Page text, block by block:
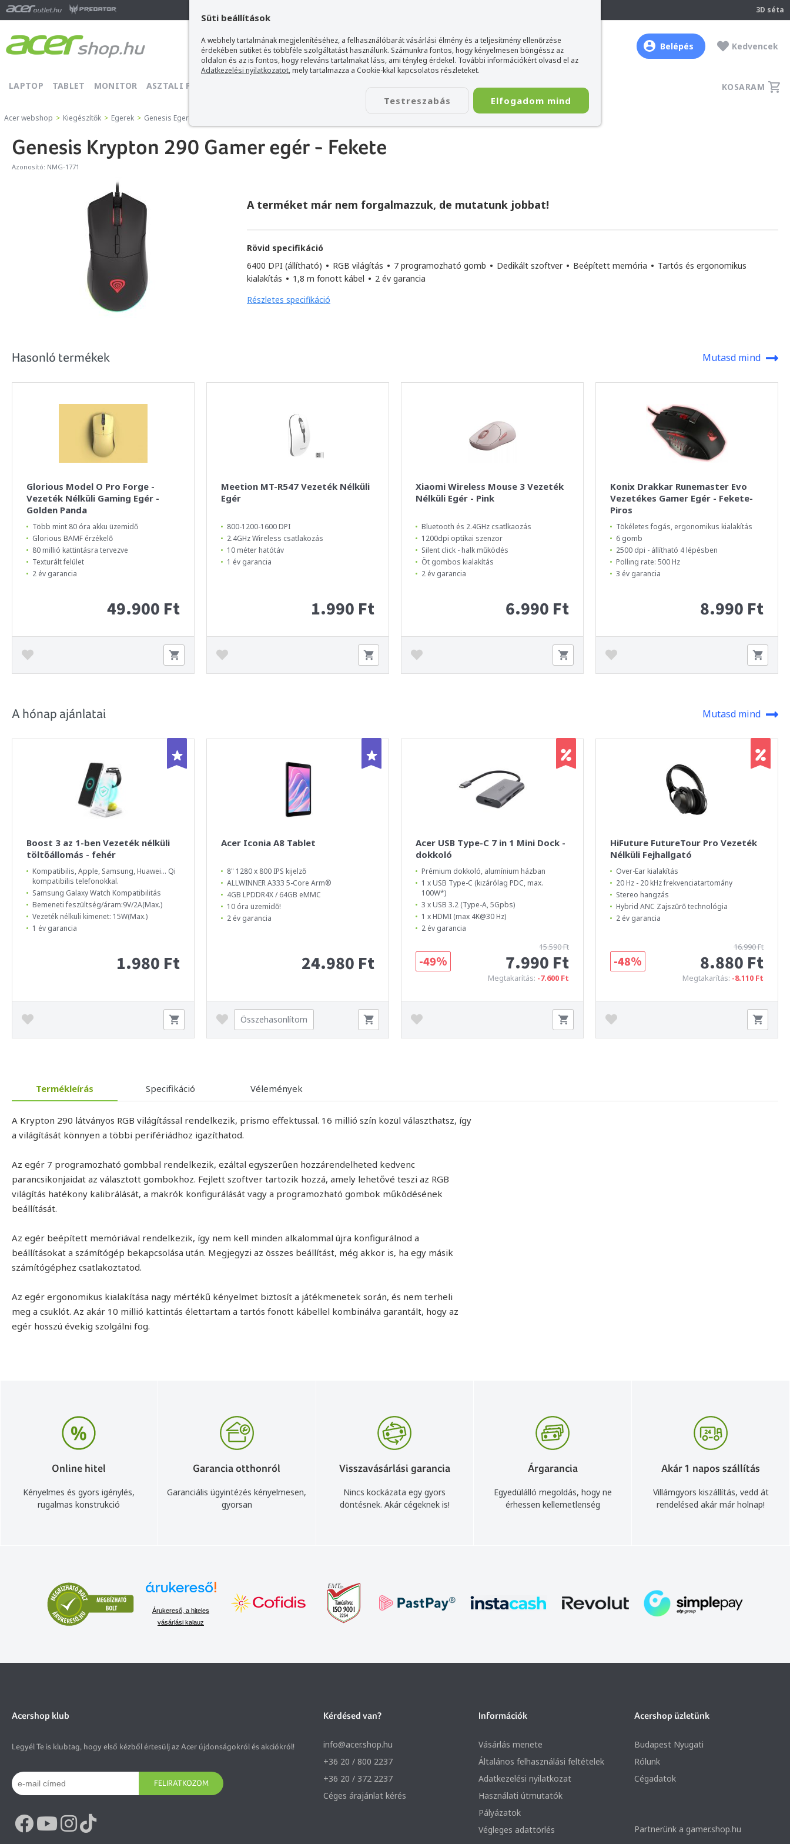
Süti beállítások
A webhely tartalmának megjelenítéséhez, a felhasználóbarát vásárlási élmény és a teljesítmény ellenőrzése
érdekében sütiket és többféle szolgáltatást használunk. Számunkra fontos, hogy kényelmesen böngéssz az
oldalon és az is fontos, hogy releváns tartalmakat láss, ami tényleg érdekel. További információkért olvasd el az
Adatkezelési nyilatkozatot, mely tartalmazza a Cookie-kkal kapcsolatos részleteket.
Testreszabás Elfogadom mind
3D séta
Belépés Kedvencek
LAPTOP TABLET MONITOR ASZTALI PC KIEGÉSZÍTŐ KAPCSOLAT KOSARAM
Acer webshop > Kiegészítők > Egerek > Genesis Egerek
Genesis Krypton 290 Gamer egér - Fekete
Azonosító: NMG-1771
A terméket már nem forgalmazzuk, de mutatunk jobbat!
Rövid specifikáció
6400 DPI (állítható) • RGB világítás • 7 programozható gomb • Dedikált szoftver • Beépített memória • Tartós és ergonomikus
kialakítás • 1,8 m fonott kábel • 2 év garancia
Részletes specifikáció
Hasonló termékek Mutasd mind
Glorious Model O Pro Forge -
Vezeték Nélküli Gaming Egér -
Golden Panda
Több mint 80 óra akku üzemidő
Glorious BAMF érzékelő
80 millió kattintásra tervezve
Texturált felület
2 év garancia
49.900 Ft
Meetion MT-R547 Vezeték Nélküli
Egér
800-1200-1600 DPI
2.4GHz Wireless csatlakozás
10 méter hatótáv
1 év garancia
1.990 Ft
Xiaomi Wireless Mouse 3 Vezeték
Nélküli Egér - Pink
Bluetooth és 2.4GHz csatlkaozás
1200dpi optikai szenzor
Silent click - halk működés
Öt gombos kialakítás
2 év garancia
6.990 Ft
Konix Drakkar Runemaster Evo
Vezetékes Gamer Egér - Fekete-
Piros
Tökéletes fogás, ergonomikus kialakítás
6 gomb
2500 dpi - állítható 4 lépésben
Polling rate: 500 Hz
3 év garancia
8.990 Ft
A hónap ajánlatai Mutasd mind
Boost 3 az 1-ben Vezeték nélküli
töltőállomás - fehér
Kompatibilis, Apple, Samsung, Huawei... Qi
kompatibilis telefonokkal.
Samsung Galaxy Watch Kompatibilitás
Bemeneti feszültség/áram:9V/2A(Max.)
Vezeték nélküli kimenet: 15W(Max.)
1 év garancia
1.980 Ft
Acer Iconia A8 Tablet
8" 1280 x 800 IPS kijelző
ALLWINNER A333 5-Core Arm®
4GB LPDDR4X / 64GB eMMC
10 óra üzemidő!
2 év garancia
24.980 Ft
Összehasonlítom
Acer USB Type-C 7 in 1 Mini Dock -
dokkoló
Prémium dokkoló, alumínium házban
1 x USB Type-C (kizárólag PDC, max.
100W*)
3 x USB 3.2 (Type-A, 5Gpbs)
1 x HDMI (max 4K@30 Hz)
2 év garancia
15.590 Ft
7.990 Ft
Megtakarítás: -7.600 Ft
-49%
HiFuture FutureTour Pro Vezeték
Nélküli Fejhallgató
Over-Ear kialakítás
20 Hz - 20 kHz frekvenciatartomány
Stereo hangzás
Hybrid ANC Zajszűrő technológia
2 év garancia
16.990 Ft
8.880 Ft
Megtakarítás: -8.110 Ft
-48%
Termékleírás Specifikáció Vélemények
A Krypton 290 látványos RGB világítással rendelkezik, prismo effektussal. 16 millió szín közül választhatsz, így
a világítását könnyen a többi perifériádhoz igazíthatod.
Az egér 7 programozható gombbal rendelkezik, ezáltal egyszerűen hozzárendelheted kedvenc
parancsikonjaidat az választott gombokhoz. Fejlett szoftver tartozik hozzá, amely lehetővé teszi az RGB
világítás hatékony kalibrálását, a makrók konfigurálását vagy a programozható gombok működésének
beállítását.
Az egér beépített memóriával rendelkezik, így nem kell minden alkalommal újra konfigurálnod a
beállításokat a számítógép bekapcsolása után. Megjegyzi az összes beállítást, még akkor is, ha egy másik
számítógéphez csatlakoztatod.
Az egér ergonomikus kialakítása nagy mértékű kényelmet biztosít a játékmenetek során, és nem terheli
meg a csuklót. Az akár 10 millió kattintás élettartam a tartós fonott kábellel kombinálva garantált, hogy az
egér hosszú évekig szolgálni fog.
Online hitel
Kényelmes és gyors igénylés,
rugalmas konstrukció
Garancia otthonról
Garanciális ügyintézés kényelmesen,
gyorsan
Visszavásárlási garancia
Nincs kockázata egy gyors
döntésnek. Akár cégeknek is!
Árgarancia
Egyedülálló megoldás, hogy ne
érhessen kellemetlenség
Akár 1 napos szállítás
Villámgyors kiszállítás, vedd át
rendelésed akár már holnap!
Árukereső, a hiteles
vásárlási kalauz
Acershop klub
Legyél Te is klubtag, hogy első kézből értesülj az Acer újdonságokról és akciókról!
FELIRATKOZOM
Kérdésed van?
info@acer.shop.hu
+36 20 / 800 2237
+36 20 / 372 2237
Céges árajánlat kérés
Információk
Vásárlás menete
Általános felhasználási feltételek
Adatkezelési nyilatkozat
Használati útmutatók
Pályázatok
Végleges adattörlés
Acershop üzletünk
Budapest Nyugati
Rólunk
Cégadatok
Partnerünk a gamer.shop.hu